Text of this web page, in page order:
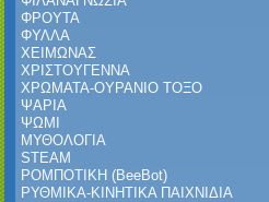
ΦΡΟΥΤΑ
ΦΥΛΛΑ
ΧΕΙΜΩΝΑΣ
ΧΡΙΣΤΟΥΓΕΝΝΑ
ΧΡΩΜΑΤΑ-ΟΥΡΑΝΙΟ ΤΟΞΟ
ΨΑΡΙΑ
ΨΩΜΙ
ΜΥΘΟΛΟΓΙΑ
STEAM
ΡΟΜΠΟΤΙΚΗ (BeeBot)
ΡΥΘΜΙΚΑ-ΚΙΝΗΤΙΚΑ ΠΑΙΧΝΙΔΙΑ